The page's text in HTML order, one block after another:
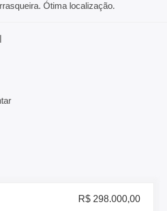
Ótima localização.
R$ 298.000,00